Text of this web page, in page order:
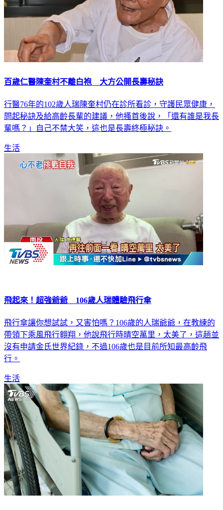
百歲仁醫陳奎村不離白袍 大方公開長壽秘訣
行醫76年的102歲人瑞陳奎村仍在診所看診，守護民眾健康，
問起秘訣及給高齡長輩的建議，他搔首後說，「還有誰是我長
輩嗎？」自己不禁大笑，這也是長壽終極秘訣。
生活
飛起來！超強爺爺 106歲人瑞體驗飛行傘
飛行傘讓你想試試，又害怕嗎？106歲的人瑞爺爺，在教練的
帶領下乘風飛行翱翔，他說飛行時晴空萬里，太美了，這趟並
沒有申請金氏世界紀錄，不過106歲也是目前所知最高齡飛
行。
生活